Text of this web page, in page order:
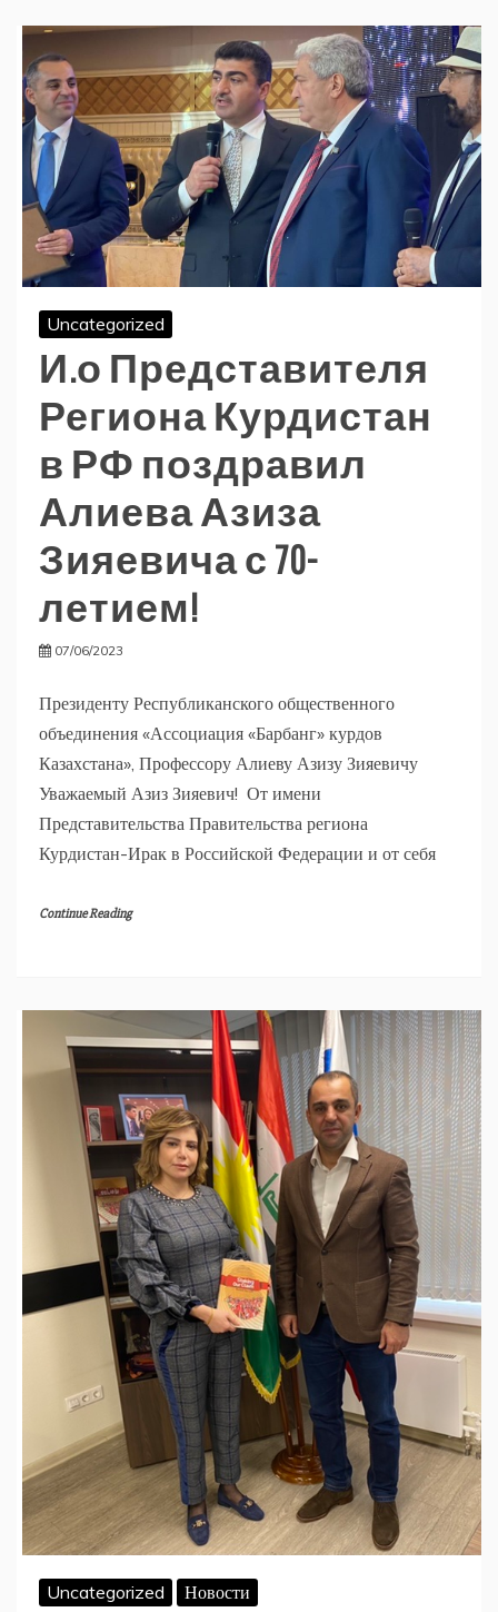
Uncategorized
И.о Представителя
Региона Курдистан
в РФ поздравил
Алиева Азиза
Зияевича с 70-
летием!
07/06/2023
Президенту Республиканского общественного
объединения «Ассоциация «Барбанг» курдов
Казахстана», Профессору Алиеву Азизу Зияевичу
Уважаемый Азиз Зияевич! От имени
Представительства Правительства региона
Курдистан-Ирак в Российской Федерации и от себя
Continue Reading
Uncategorized Новости